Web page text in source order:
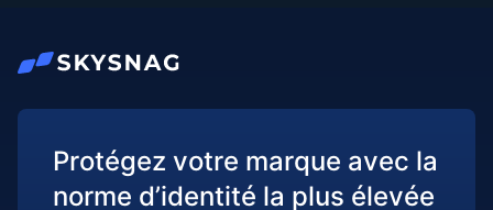
Protégez votre marque avec la
norme d’identité la plus élevée